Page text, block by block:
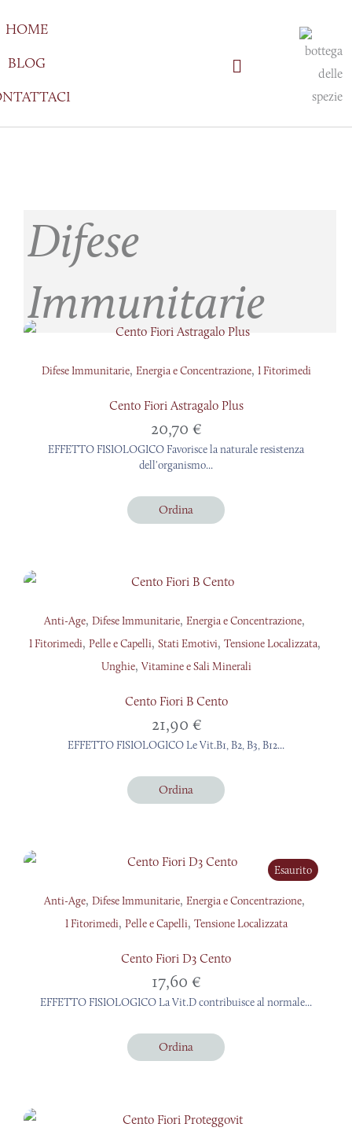
al
contenuto
HOME
BLOG
Difese
Immunitarie
Difese Immunitarie, Energia e Concentrazione, I Fitorimedi
Cento Fiori Astragalo Plus
20,70 €
EFFETTO FISIOLOGICO Favorisce la naturale resistenza
dell'organismo...
Ordina
Anti-Age, Difese Immunitarie, Energia e Concentrazione,
I Fitorimedi, Pelle e Capelli, Stati Emotivi, Tensione Localizzata,
Unghie, Vitamine e Sali Minerali
Cento Fiori B Cento
21,90 €
EFFETTO FISIOLOGICO Le Vit.B1, B2, B3, B12...
Ordina
Esaurito
Anti-Age, Difese Immunitarie, Energia e Concentrazione,
I Fitorimedi, Pelle e Capelli, Tensione Localizzata
Cento Fiori D3 Cento
17,60 €
EFFETTO FISIOLOGICO La Vit.D contribuisce al normale...
Ordina